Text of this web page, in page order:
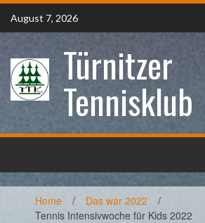
Skip
content
August 7, 2026
Türnitzer
Tennisklub
Home / Das war 2022
/
Tennis Intensivwoche für Kids 2022